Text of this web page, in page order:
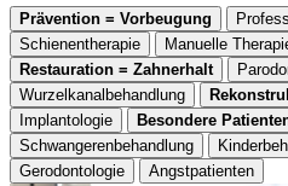
Prävention = Vorbeugung
Schienentherapie
Manuelle
Restauration = Zahnerhalt
Wurzelkanalbehandlung
Implantologie
Besondere
Schwangerenbehandlung
Gerodontologie
Angstpatienten